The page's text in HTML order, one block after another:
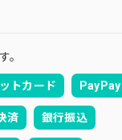
。
トカード PayPay
済 銀行振込